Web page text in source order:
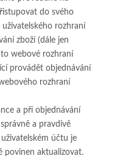
do svého
rozhraní
zboží (dále jen
to webové rozhraní
provádět objednávání
rozhraní
a při objednávání
a pravdivě
účtu je
povinen aktualizovat.